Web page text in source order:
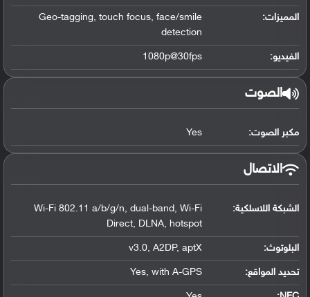
المميزات:
Geo-tagging, touch focus, face/smile
detection
الفيديو: 1080p@30fps
الصوت
مكبر الصوت: Yes
الاتصال
الشبكة اللاسلكية:
Wi-Fi 802.11 a/b/g/n, dual-band, Wi-Fi
Direct, DLNA, hotspot
البلوتوث:
v3.0, A2DP, aptX
تحديد المواقع:
Yes, with A-GPS